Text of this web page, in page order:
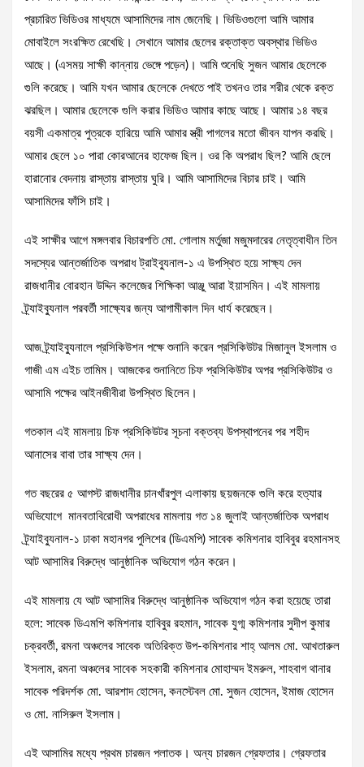
প্রচারিত ভিডিওর মাধ্যমে আসামিদের নাম জেনেছি। ভিডিওগুলো আমি আমার
মোবাইলে সংরক্ষিত রেখেছি। সেখানে আমার ছেলের রক্তাক্ত অবস্থার ভিডিও
আছে। (এসময় সাক্ষী কান্নায় ভেঙ্গে পড়েন)। আমি শুনেছি সুজন আমার ছেলেকে
গুলি করেছে। আমি যখন আমার ছেলেকে দেখতে পাই তখনও তার শরীর থেকে রক্ত
ঝরছিল। আমার ছেলেকে গুলি করার ভিডিও আমার কাছে আছে। আমার ১৪ বছর
বয়সী একমাত্র পুত্রকে হারিয়ে আমি আমার স্ত্রী পাগলের মতো জীবন যাপন করছি।
আমার ছেলে ১০ পারা কোরআনের হাফেজ ছিল। ওর কি অপরাধ ছিল? আমি ছেলে
হারানোর বেদনায় রাস্তায় রাস্তায় ঘুরি। আমি আসামিদের বিচার চাই। আমি
আসামিদের ফাঁসি চাই।
এই সাক্ষীর আগে মঙ্গলবার বিচারপতি মো. গোলাম মর্তুজা মজুমদারের নেতৃত্বাধীন তিন
সদস্যের আন্তর্জাতিক অপরাধ ট্রাইব্যুনাল-১ এ উপস্থিত হয়ে সাক্ষ্য দেন
রাজধানীর বোরহান উদ্দিন কলেজের শিক্ষিকা আঞ্জু আরা ইয়াসমিন। এই মামলায়
ট্র্যাইব্যুনাল পরবর্তী সাক্ষ্যের জন্য আগামীকাল দিন ধার্য করেছেন।
আজ ট্র্যাইব্যুনালে প্রসিকিউশন পক্ষে শুনানি করেন প্রসিকিউটর মিজানুল ইসলাম ও
গাজী এম এইচ তামিম। আজকের শুনানিতে চিফ প্রসিকিউটর অপর প্রসিকিউটর ও
আসামি পক্ষের আইনজীবীরা উপস্থিত ছিলেন।
গতকাল এই মামলায় চিফ প্রসিকিউটর সূচনা বক্তব্য উপস্থাপনের পর শহীদ
আনাসের বাবা তার সাক্ষ্য দেন।
গত বছরের ৫ আগস্ট রাজধানীর চানখাঁরপুল এলাকায় ছয়জনকে গুলি করে হত্যার
অভিযোগে মানবতাবিরোধী অপরাধের মামলায় গত ১৪ জুলাই আন্তর্জাতিক অপরাধ
ট্র্যাইব্যুনাল-১ ঢাকা মহানগর পুলিশের (ডিএমপি) সাবেক কমিশনার হাবিবুর রহমানসহ
আট আসামির বিরুদ্ধে আনুষ্ঠানিক অভিযোগ গঠন করেন।
এই মামলায় যে আট আসামির বিরুদ্ধে আনুষ্ঠানিক অভিযোগ গঠন করা হয়েছে তারা
হলে: সাবেক ডিএমপি কমিশনার হাবিবুর রহমান, সাবেক যুগ্ম কমিশনার সুদীপ কুমার
চক্রবর্তী, রমনা অঞ্চলের সাবেক অতিরিক্ত উপ-কমিশনার শাহ্ আলম মো. আখতারুল
ইসলাম, রমনা অঞ্চলের সাবেক সহকারী কমিশনার মোহাম্মদ ইমরুল, শাহবাগ থানার
সাবেক পরিদর্শক মো. আরশাদ হোসেন, কনস্টেবল মো. সুজন হোসেন, ইমাজ হোসেন
ও মো. নাসিরুল ইসলাম।
এই আসামির মধ্যে প্রথম চারজন পলাতক। অন্য চারজন গ্রেফতার। গ্রেফতার